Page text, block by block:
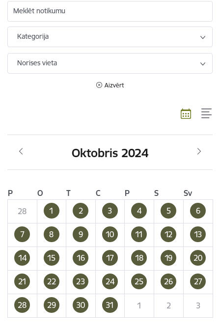
Meklēt notikumu
Kategorija
Norises vieta
Aizvērt
Oktobris 2024
P O T C P S
Sv
28
1 2 3 4 5 6
7 8 9 10 11 12 13
14 15 16 17 18 19 20
21 22 23 24 25 26 27
28 29 30 31 1 2 3